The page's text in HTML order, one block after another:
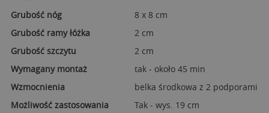
Grubość nóg
8 x 8 cm
Grubość ramy łóżka
2 cm
Grubość szczytu
2 cm
Wymagany montaż
tak - około 45 min
Wzmocnienia
belka środkowa z 2 podporami
Możliwość zastosowania
Tak - wys. 19 cm